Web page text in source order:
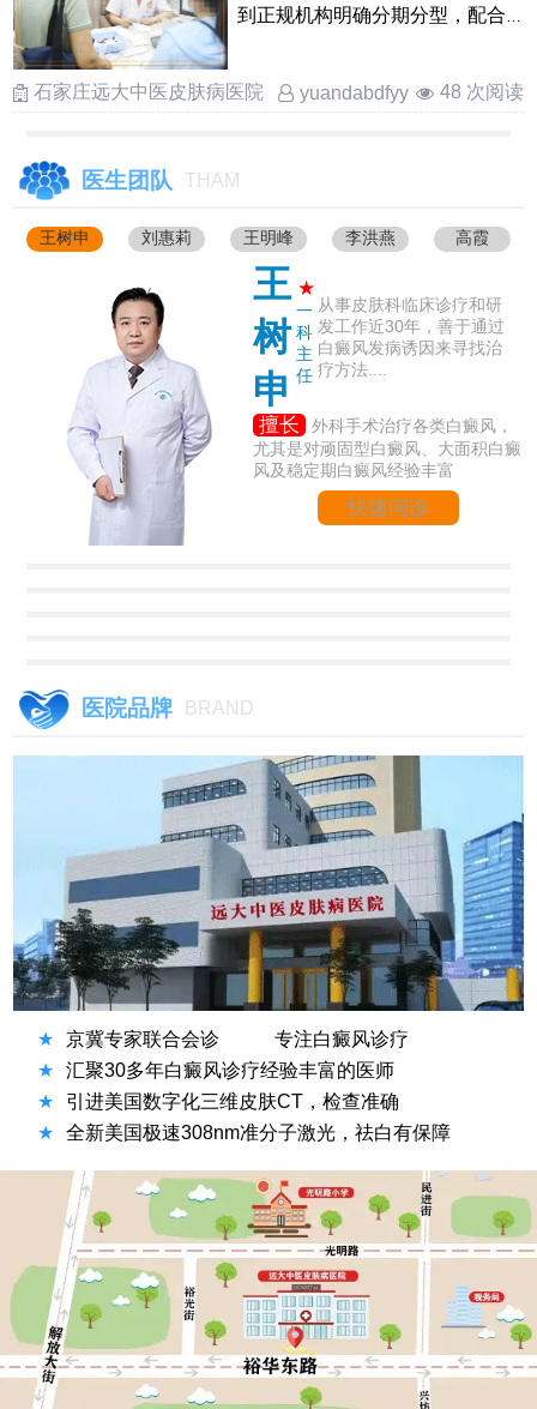
到正规机构明确分期分型，配合
石家庄远大中医皮肤病医院
yuandabdfyy 48 次阅读
医生团队 THAM
王树申 刘惠莉 王明峰 李洪燕 高霞
王
树
申
★
一
科
主
任
从事皮肤科临床诊疗和研
发工作近30年，善于通过
白癜风发病诱因来寻找治
疗方法....
擅长
外科手术治疗各类白癜风，
尤其是对顽固型白癜风、大面积白癜
风及稳定期白癜风经验丰富
快速问诊
医院品牌 BRAND
★ 京冀专家联合会诊
专注白癜风诊疗
★
汇聚30多年白癜风诊疗经验丰富的医师
★
引进美国数字化三维皮肤CT，检查准确
★
全新美国极速308nm准分子激光，祛白有保障